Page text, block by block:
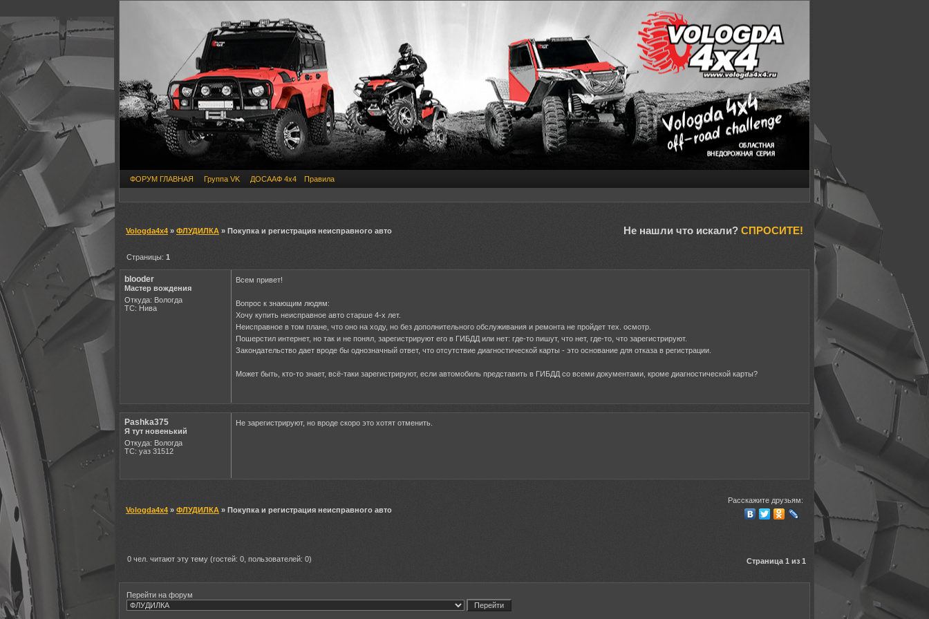
ФОРУМ ГЛАВНАЯ Группа VK ДОСААФ 4х4 Правила
Vologda4x4 » ФЛУДИЛКА » Покупка и регистрация неисправного авто Не нашли что искали? СПРОСИТЕ!
Страницы:1
blooder
Мастер вождения
Откуда: Вологда
ТС: Нива
Всем привет!
Вопрос к знающим людям:
Хочу купить неисправное авто старше 4-х лет.
Неисправное в том плане, что оно на ходу, но без дополнительного обслуживания и ремонта не пройдет тех. осмотр.
Пошерстил интернет, но так и не понял, зарегистрируют его в ГИБДД или нет: где-то пишут, что нет, где-то, что зарегистрируют.
Закондательство дает вроде бы однозначный ответ, что отсутствие диагностической карты - это основание для отказа в регистрации.
Может быть, кто-то знает, всё-таки зарегистрируют, если автомобиль представить в ГИБДД со всеми документами, кроме диагностической карты?
Pashka375
Я тут новенький
Откуда: Вологда
ТС: уаз 31512
Не зарегистрируют, но вроде скоро это хотят отменить.
Vologda4x4 » ФЛУДИЛКА » Покупка и регистрация неисправного авто
Расскажите друзьям:
Страница 1 из 1
0 чел. читают эту тему (гостей: 0, пользователей: 0)
Перейти на форум